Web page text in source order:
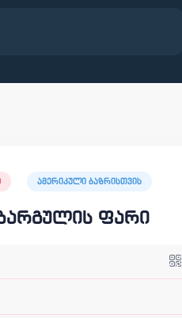
ამერიკული ბაზრისთვის
ფარი